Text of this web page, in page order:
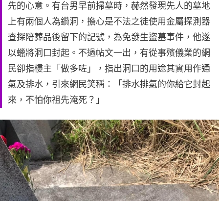
先的心意。有台男早前掃墓時，赫然發現先人的墓地
上有兩個人為鑽洞，擔心是不法之徒使用金屬探測器
查探陪葬品後留下的記號，為免發生盜墓事件，他遂
以蠟將洞口封起。不過帖文一出，有從事殯儀業的網
民卻指樓主「做多咗」，指出洞口的用途其實用作通
氣及排水，引來網民笑稱：「排水排氣的你給它封起
來，不怕你祖先淹死？」